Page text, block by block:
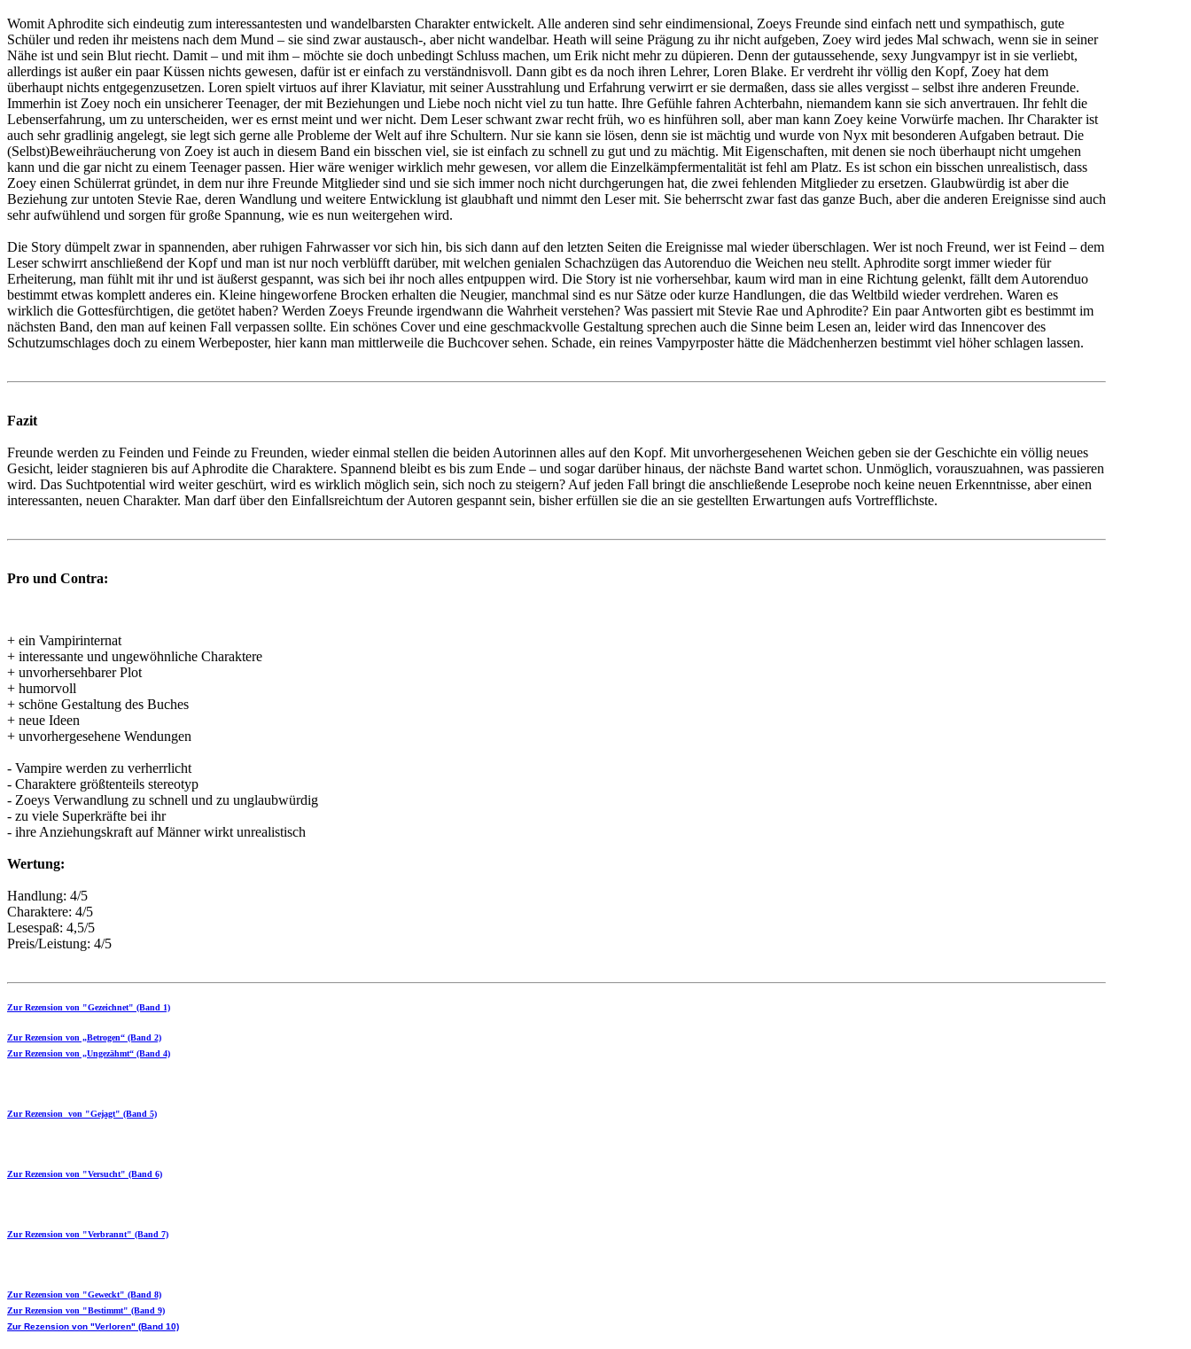
Womit Aphrodite sich eindeutig zum interessantesten und wandelbarsten Charakter entwickelt. Alle anderen sind sehr eindimensional, Zoeys Freunde sind einfach nett und sympathisch, gute
Schüler und reden ihr meistens nach dem Mund – sie sind zwar austausch-, aber nicht wandelbar. Heath will seine Prägung zu ihr nicht aufgeben, Zoey wird jedes Mal schwach, wenn sie in seiner
Nähe ist und sein Blut riecht. Damit – und mit ihm – möchte sie doch unbedingt Schluss machen, um Erik nicht mehr zu düpieren. Denn der gutaussehende, sexy Jungvampyr ist in sie verliebt,
allerdings ist außer ein paar Küssen nichts gewesen, dafür ist er einfach zu verständnisvoll. Dann gibt es da noch ihren Lehrer, Loren Blake. Er verdreht ihr völlig den Kopf, Zoey hat dem
überhaupt nichts entgegenzusetzen. Loren spielt virtuos auf ihrer Klaviatur, mit seiner Ausstrahlung und Erfahrung verwirrt er sie dermaßen, dass sie alles vergisst – selbst ihre anderen Freunde.
Immerhin ist Zoey noch ein unsicherer Teenager, der mit Beziehungen und Liebe noch nicht viel zu tun hatte. Ihre Gefühle fahren Achterbahn, niemandem kann sie sich anvertrauen. Ihr fehlt die
Lebenserfahrung, um zu unterscheiden, wer es ernst meint und wer nicht. Dem Leser schwant zwar recht früh, wo es hinführen soll, aber man kann Zoey keine Vorwürfe machen. Ihr Charakter ist
auch sehr gradlinig angelegt, sie legt sich gerne alle Probleme der Welt auf ihre Schultern. Nur sie kann sie lösen, denn sie ist mächtig und wurde von Nyx mit besonderen Aufgaben betraut. Die
(Selbst)Beweihräucherung von Zoey ist auch in diesem Band ein bisschen viel, sie ist einfach zu schnell zu gut und zu mächtig. Mit Eigenschaften, mit denen sie noch überhaupt nicht umgehen
kann und die gar nicht zu einem Teenager passen. Hier wäre weniger wirklich mehr gewesen, vor allem die Einzelkämpfermentalität ist fehl am Platz. Es ist schon ein bisschen unrealistisch, dass
Zoey einen Schülerrat gründet, in dem nur ihre Freunde Mitglieder sind und sie sich immer noch nicht durchgerungen hat, die zwei fehlenden Mitglieder zu ersetzen. Glaubwürdig ist aber die
Beziehung zur untoten Stevie Rae, deren Wandlung und weitere Entwicklung ist glaubhaft und nimmt den Leser mit. Sie beherrscht zwar fast das ganze Buch, aber die anderen Ereignisse sind auch
sehr aufwühlend und sorgen für große Spannung, wie es nun weitergehen wird.
Die Story dümpelt zwar in spannenden, aber ruhigen Fahrwasser vor sich hin, bis sich dann auf den letzten Seiten die Ereignisse mal wieder überschlagen. Wer ist noch Freund, wer ist Feind – dem
Leser schwirrt anschließend der Kopf und man ist nur noch verblüfft darüber, mit welchen genialen Schachzügen das Autorenduo die Weichen neu stellt. Aphrodite sorgt immer wieder für
Erheiterung, man fühlt mit ihr und ist äußerst gespannt, was sich bei ihr noch alles entpuppen wird. Die Story ist nie vorhersehbar, kaum wird man in eine Richtung gelenkt, fällt dem Autorenduo
bestimmt etwas komplett anderes ein. Kleine hingeworfene Brocken erhalten die Neugier, manchmal sind es nur Sätze oder kurze Handlungen, die das Weltbild wieder verdrehen. Waren es
wirklich die Gottesfürchtigen, die getötet haben? Werden Zoeys Freunde irgendwann die Wahrheit verstehen? Was passiert mit Stevie Rae und Aphrodite? Ein paar Antworten gibt es bestimmt im
nächsten Band, den man auf keinen Fall verpassen sollte. Ein schönes Cover und eine geschmackvolle Gestaltung sprechen auch die Sinne beim Lesen an, leider wird das Innencover des
Schutzumschlages doch zu einem Werbeposter, hier kann man mittlerweile die Buchcover sehen. Schade, ein reines Vampyrposter hätte die Mädchenherzen bestimmt viel höher schlagen lassen.
Fazit
Freunde werden zu Feinden und Feinde zu Freunden, wieder einmal stellen die beiden Autorinnen alles auf den Kopf. Mit unvorhergesehenen Weichen geben sie der Geschichte ein völlig neues
Gesicht, leider stagnieren bis auf Aphrodite die Charaktere. Spannend bleibt es bis zum Ende – und sogar darüber hinaus, der nächste Band wartet schon. Unmöglich, vorauszuahnen, was passieren
wird. Das Suchtpotential wird weiter geschürt, wird es wirklich möglich sein, sich noch zu steigern? Auf jeden Fall bringt die anschließende Leseprobe noch keine neuen Erkenntnisse, aber einen
interessanten, neuen Charakter. Man darf über den Einfallsreichtum der Autoren gespannt sein, bisher erfüllen sie die an sie gestellten Erwartungen aufs Vortrefflichste.
Pro und Contra:
+ ein Vampirinternat
+ interessante und ungewöhnliche Charaktere
+ unvorhersehbarer Plot
+ humorvoll
+ schöne Gestaltung des Buches
+ neue Ideen
+ unvorhergesehene Wendungen
- Vampire werden zu verherrlicht
- Charaktere größtenteils stereotyp
- Zoeys Verwandlung zu schnell und zu unglaubwürdig
- zu viele Superkräfte bei ihr
- ihre Anziehungskraft auf Männer wirkt unrealistisch
Wertung:
Handlung: 4/5
Charaktere: 4/5
Lesespaß: 4,5/5
Preis/Leistung: 4/5
Zur Rezension von "Gezeichnet" (Band 1)
Zur Rezension von „Betrogen“ (Band 2)
Zur Rezension von „Ungezähmt“ (Band 4)
Zur Rezension von "Gejagt" (Band 5)
Zur Rezension von "Versucht" (Band 6)
Zur Rezension von "Verbrannt" (Band 7)
Zur Rezension von "Geweckt" (Band 8)
Zur Rezension von "Bestimmt" (Band 9)
Zur Rezension von "Verloren" (Band 10)